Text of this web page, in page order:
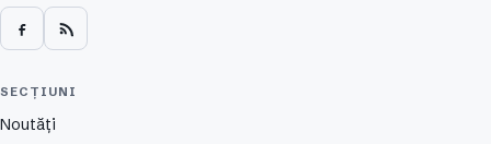
SECȚIUNI
Noutăți